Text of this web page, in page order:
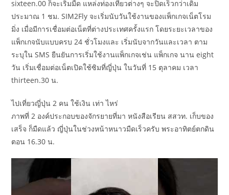
sixteen.00 ก็จะเริ่มมืด แหล่งท่องเที่ยวต่างๆ จะปิดเร็วกว่าเดิม
ประมาณ 1 ชม. SIM2Fly จะเริ่มนับวันใช้งานของแพ็กเกจเน็ตโรม
มิ่ง เมื่อมีการเชื่อมต่อเน็ตที่ต่างประเทศครั้งแรก โดยระยะเวลาของ
แพ็กเกจนับแบบครบ 24 ชั่วโมงและ เริ่มนับจากวันและเวลา ตาม
ระบุใน SMS ยืนยันการเริ่มใช้งานแพ็กเกจเช่น แพ็กเกจ นาน eight
วัน เริ่มเชื่อมต่อเน็ตเปิดใช้ซิมที่ญี่ปุ่น ในวันที่ 15 ตุลาคม เวลา
thirteen.30 น.
ไปเที่ยวญี่ปุ่น 2 คน ใช้เงิน เท่า ไหร่
ภาพที่ 2 องค์ประกอบของจักรยายที่มา หนังสือเรียน สสวท. เก็บของ
เสร็จ ก็มืดแล้ว ญี่ปุ่นในช่วงหน้าหนาวมืดเร็วครับ พระอาทิตย์ตกดิน
ตอน 16.30 น.